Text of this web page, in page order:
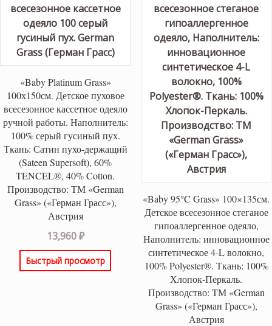
«Baby Platinum Grass»
100х150см. Детское пуховое
всесезонное кассетное одеяло
ручной работы. Наполнитель:
100% серый гусиный пух.
Ткань: Сатин пухо-держащий
(Sateen Supersoft), 60%
TENCEL®, 40% Cotton.
Производство: ТМ «German
Grass» («Герман Грасс»),
Австрия
13,960₽
Быстрый просмотр
«Baby 95°C Grass» 100×135см.
Детское всесезонное стеганое
гипоаллергенное одеяло,
Наполнитель: инновационное
синтетическое 4-L волокно,
100% Polyester®. Ткань: 100%
Хлопок-Перкаль.
Производство: ТМ «German
Grass» («Герман Грасс»),
Австрия